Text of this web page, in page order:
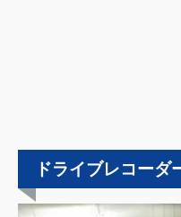
ドライブレコーダ